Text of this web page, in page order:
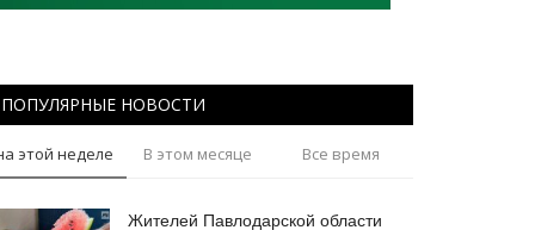
ПОПУЛЯРНЫЕ НОВОСТИ
этой неделе В этом месяце Все время
Жителей Павлодарской области